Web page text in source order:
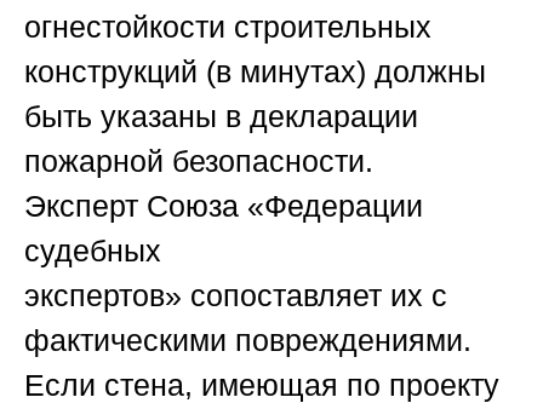
огнестойкости строительных
конструкций (в минутах) должны
быть указаны в декларации
пожарной безопасности.
Эксперт Союза «Федерации
судебных
экспертов» сопоставляет их с
фактическими повреждениями.
Если стена, имеющая по проекту